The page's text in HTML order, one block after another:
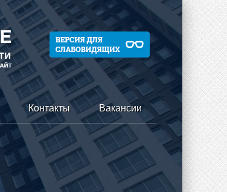
Контакты Вакансии